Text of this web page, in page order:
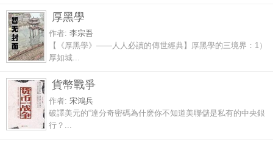
厚黑學
作者: 李宗吾
【《厚黑學》——人人必讀的傳世經典】厚黑學的三境界：1）
厚如城...
貨幣戰爭
作者: 宋鴻兵
破譯美元的“達分奇密碼為什麽你不知道美聯儲是私有的中央銀
行？...